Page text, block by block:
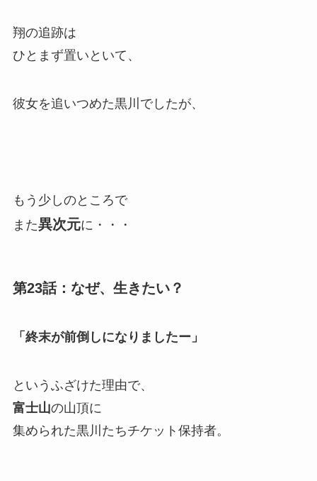
翔の追跡は
ひとまず置いといて、
彼女を追いつめた黒川でしたが、
もう少しのところで
また異次元に・・・
第23話：なぜ、生きたい？
「終末が前倒しになりましたー」
というふざけた理由で、
富士山の山頂に
集められた黒川たちチケット保持者。